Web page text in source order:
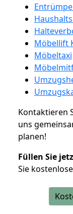
Möbellift
Möbeltaxi
Kontaktieren
uns
planen!
Füllen Sie
Sie